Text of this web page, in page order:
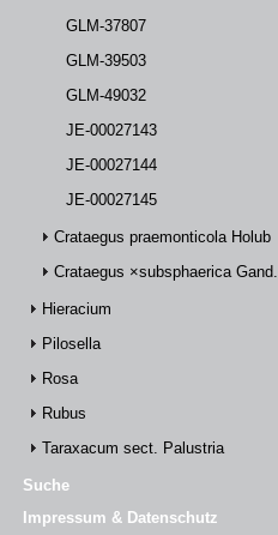
GLM-37807
GLM-39503
GLM-49032
JE-00027143
JE-00027144
JE-00027145
Crataegus praemonticola Holub
Crataegus ×subsphaerica Gand.
Hieracium
Pilosella
Rosa
Rubus
Taraxacum sect. Palustria
Suche
Impressum & Datenschutz